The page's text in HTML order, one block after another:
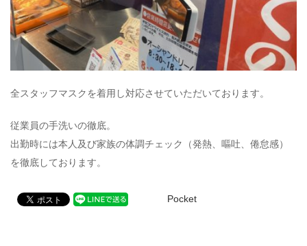
全スタッフマスクを着用し対応させていただいております。
従業員の手洗いの徹底。
出勤時には本人及び家族の体調チェック（発熱、嘔吐、倦怠感）
を徹底しております。
Pocket